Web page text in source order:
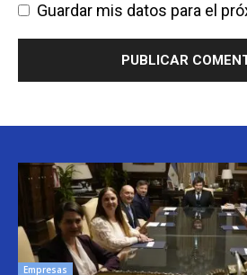
Guardar mis datos para el
Empresas